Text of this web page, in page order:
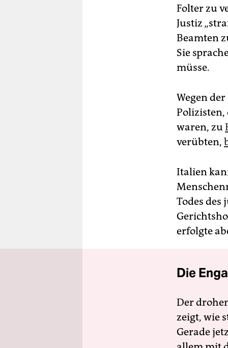
Folter zu
Justiz
Beamten
Sie
müsse.
Wegen
Polizisten,
waren, zu
verübten,
Italien
Todes
erfolgte
Die
Der
zeigt, wie
Gerade